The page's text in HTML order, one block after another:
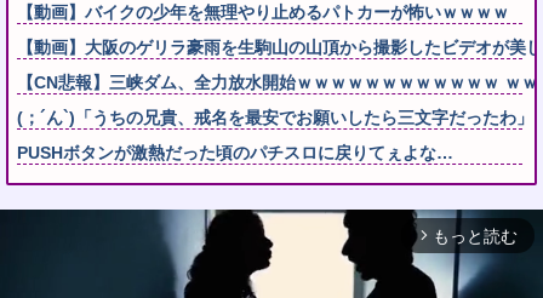
【動画】バイクの少年を無理やり止めるパトカーが怖いｗｗｗｗ
【動画】大阪のゲリラ豪雨を生駒山の山頂から撮影したビデオが美
【CN悲報】三峡ダム、全力放水開始ｗｗｗｗｗｗｗｗｗｗｗｗ ｗｗ
(；´ん`)「うちの兄貴、戒名を最安でお願いしたら三文字だったわ」
PUSHボタンが激熱だった頃のパチスロに戻りてぇよな…
arrow_forward_ios もっと読む